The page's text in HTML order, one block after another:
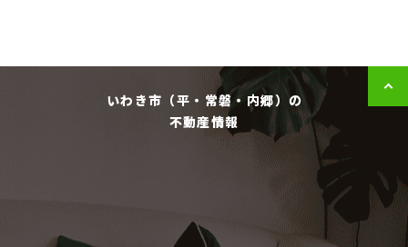
いわき市（平・常磐・内郷）の
不動産情報